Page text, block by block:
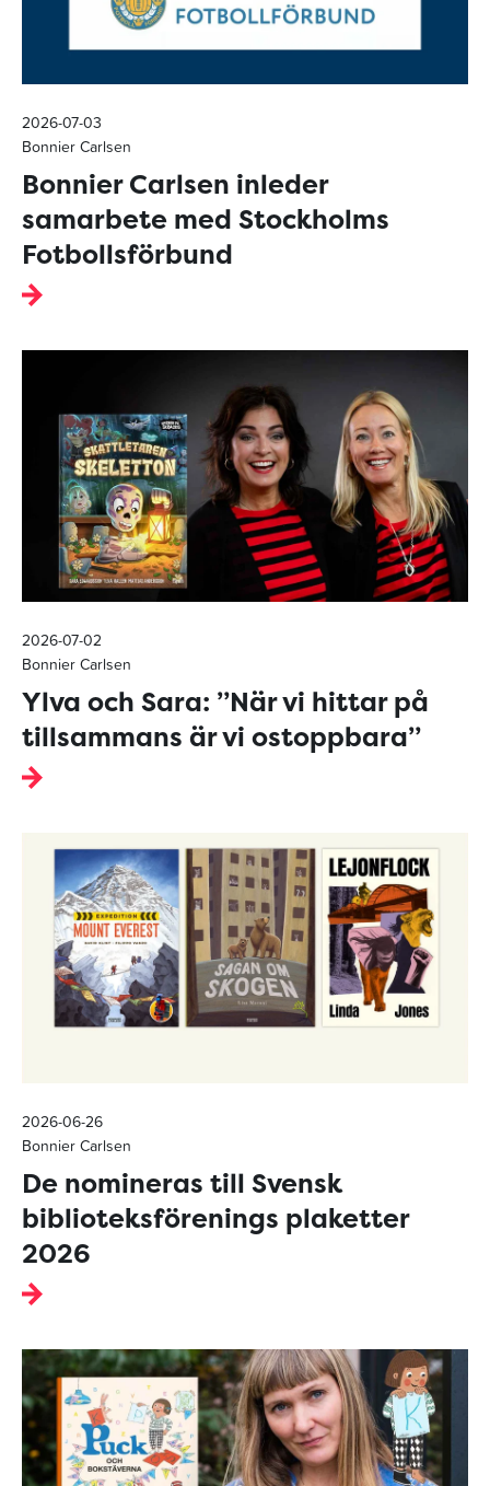
2026-07-03
Bonnier Carlsen
Bonnier Carlsen inleder
samarbete med Stockholms
Fotbollsförbund
2026-07-02
Bonnier Carlsen
Ylva och Sara: ”När vi hittar på
tillsammans är vi ostoppbara”
2026-06-26
Bonnier Carlsen
De nomineras till Svensk
biblioteksförenings plaketter
2026